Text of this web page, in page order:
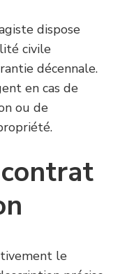
dispose
civile
décennale.
en cas de
ou de
le